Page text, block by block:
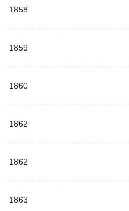
1858
1859
1860
1862
1862
1863